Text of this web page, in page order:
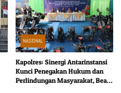
NASIONAL
Kapolres: Sinergi Antarinstansi
Kunci Penegakan Hukum dan
Perlindungan Masyarakat, Bea